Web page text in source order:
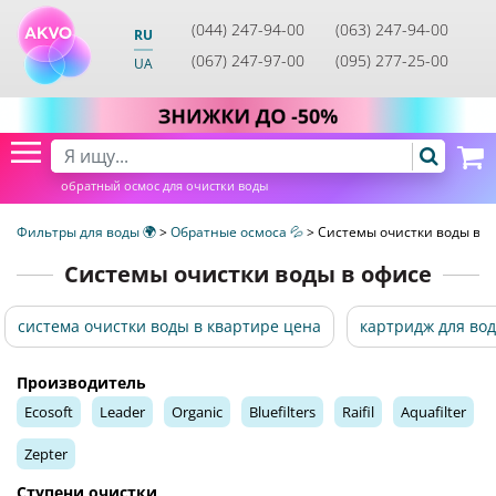
RU
UA
(044) 247-94-00
(063) 247-94-00
(067) 247-97-00
(095) 277-25-00
обратный осмос для очистки воды
Фильтры для воды 🌍>Обратные осмоса 💦>Системы очистки воды в
Системы очистки воды в офисе
система очистки воды в квартире цена картридж для
Производитель
Ecosoft Leader Organic Bluefilters Raifil Aquafilter
Zepter